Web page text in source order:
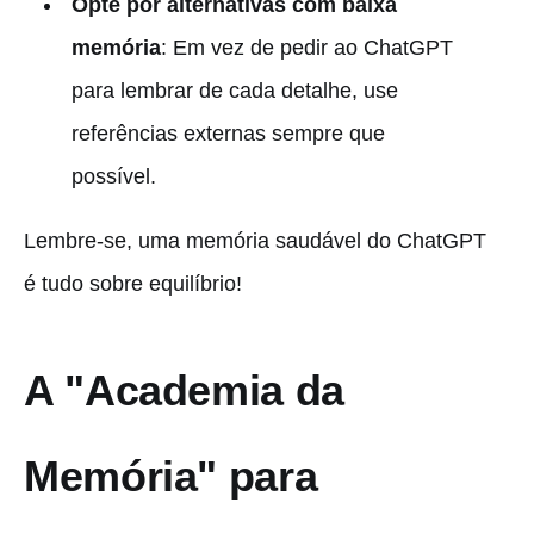
Opte por alternativas com baixa
memória: Em vez de pedir ao ChatGPT
para lembrar de cada detalhe, use
referências externas sempre que
possível.
Lembre-se, uma memória saudável do ChatGPT
é tudo sobre equilíbrio!
A "Academia da
Memória" para